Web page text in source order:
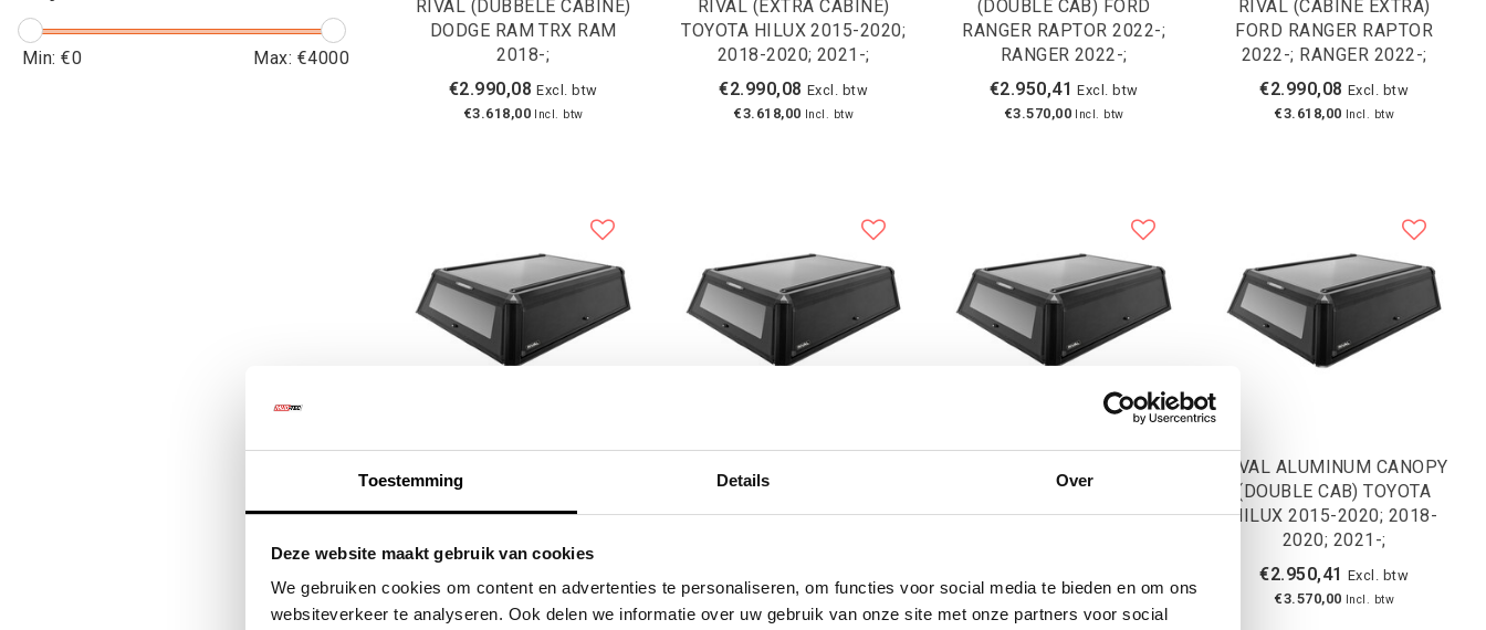
Toestemming Details Over
Deze website maakt gebruik van cookies
We gebruiken cookies om content en advertenties te personaliseren, om functies voor social media te bieden en om ons
websiteverkeer te analyseren. Ook delen we informatie over uw gebruik van onze site met onze partners voor social
Min: €0 Max: €4000
RIVAL (DUBBELE CABINE)
DODGE RAM TRX RAM
2018-;
€2.990,08 Excl. btw
€3.618,00 Incl. btw
RIVAL (EXTRA CABINE)
TOYOTA HILUX 2015-2020;
2018-2020; 2021-;
€2.990,08 Excl. btw
€3.618,00 Incl. btw
(DOUBLE CAB) FORD
RANGER RAPTOR 2022-;
RANGER 2022-;
€2.950,41 Excl. btw
€3.570,00 Incl. btw
RIVAL (CABINE EXTRA)
FORD RANGER RAPTOR
2022-; RANGER 2022-;
€2.990,08 Excl. btw
€3.618,00 Incl. btw
RIVAL (CABINE EXTRA)
ISUZU D-MAX 2021-2023;
€3.618,00
RIVAL (EXTRA CAB) FORD
RANGER RAPTOR 2019-
€3.618,00
(DOUBLE CAB) FORD
RANGER RAPTOR 2019-
€3.570,00
RIVAL ALUMINUM CANOPY
(DOUBLE CAB) TOYOTA
HILUX 2015-2020; 2018-
2020; 2021-;
€2.950,41 Excl. btw
€3.570,00 Incl. btw